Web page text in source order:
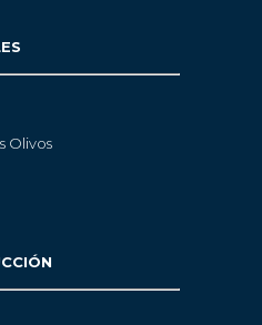
Olivos